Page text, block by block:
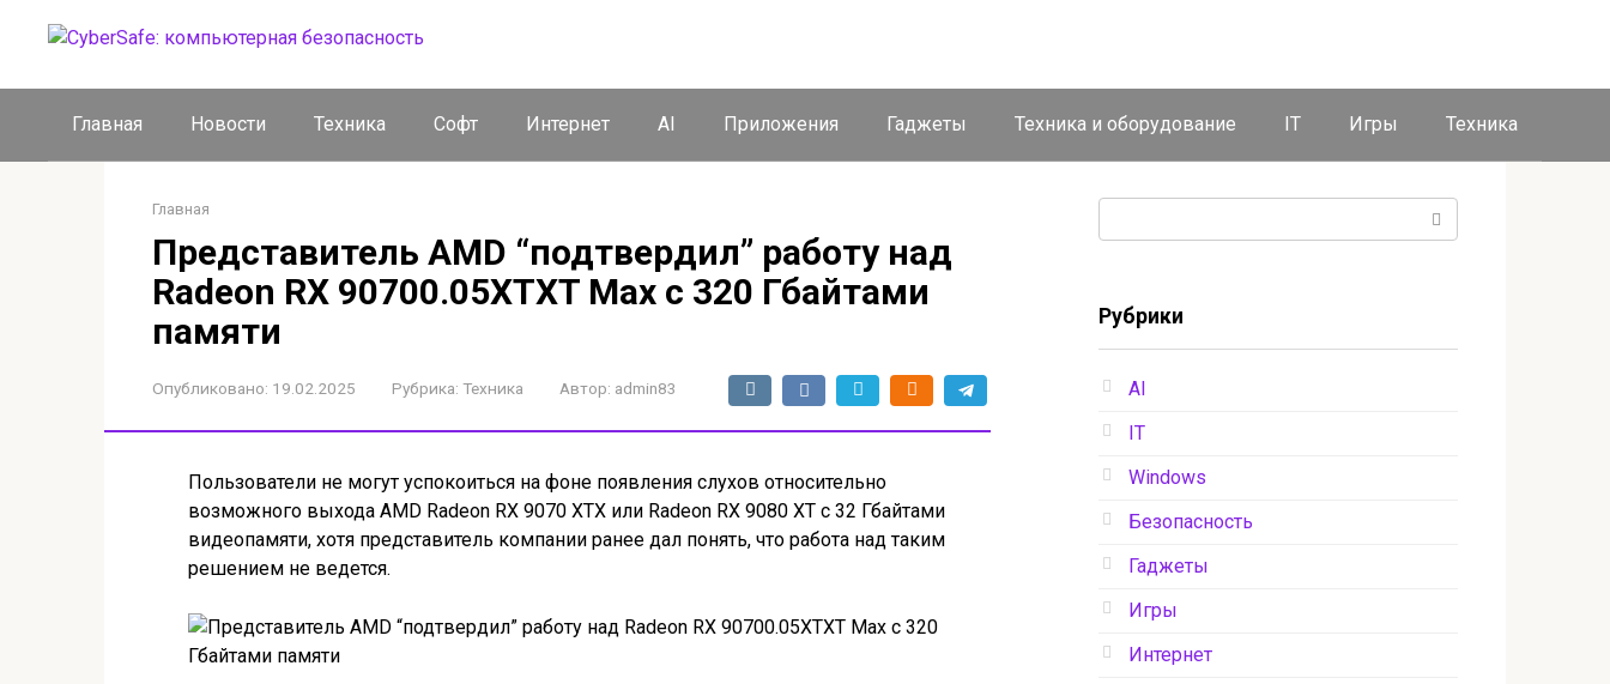
Главная Новости Техника Софт Интернет AI Приложения Гаджеты Техника и оборудование IT Игры Техника
Главная
Представитель AMD “подтвердил” работу над
Radeon RX 90700.05XTXT Max с 320 Гбайтами
памяти
Опубликовано: 19.02.2025 Рубрика: Техника Автор: admin83
Пользователи не могут успокоиться на фоне появления слухов относительно
возможного выхода AMD Radeon RX 9070 XTX или Radeon RX 9080 XT с 32 Гбайтами
видеопамяти, хотя представитель компании ранее дал понять, что работа над таким
решением не ведется.
Рубрики
AI
IT
Windows
Безопасность
Гаджеты
Игры
Интернет